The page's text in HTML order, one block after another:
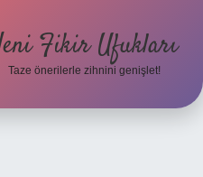
Fikir Ufukları
Taze önerilerle zihnini genişlet!